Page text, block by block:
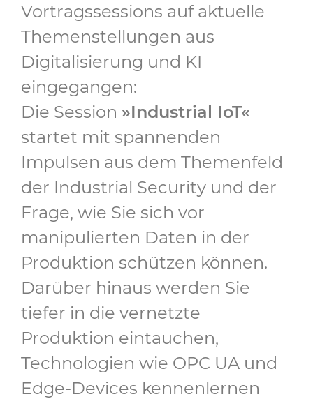
Vortragssessions auf aktuelle
Themenstellungen aus
Digitalisierung und KI
eingegangen:
Die Session »Industrial IoT«
startet mit spannenden
Impulsen aus dem Themenfeld
der Industrial Security und der
Frage, wie Sie sich vor
manipulierten Daten in der
Produktion schützen können.
Darüber hinaus werden Sie
tiefer in die vernetzte
Produktion eintauchen,
Technologien wie OPC UA und
Edge-Devices kennenlernen